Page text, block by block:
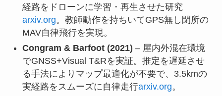
経路をドローンに学習・再生させた研究
arxiv.org。教師動作を持ちいてGPS無し閉所の
MAV自律飛行を実現。
Congram & Barfoot (2021) – 屋内外混在環境
でGNSS+Visual T&Rを実証。推定を遅延させ
る手法によりマップ最適化が不要で、3.5kmの
実経路をスムーズに自律走行arxiv.org。